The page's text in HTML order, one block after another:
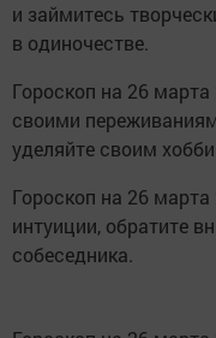
и займитесь
в одиночестве.
Гороскоп на 26
своими
уделяйте своим
Гороскоп на 26
интуиции, обратите
собеседника.